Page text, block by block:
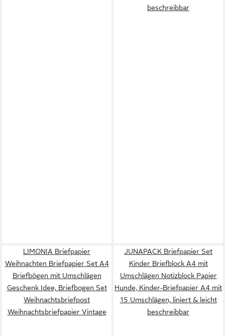
beschreibbar
LIMONIA Briefpapier
Weihnachten Briefpapier Set A4
Briefbögen mit Umschlägen
Geschenk Idee, Briefbogen Set
Weihnachtsbriefpost
Weihnachtsbriefpapier Vintage
JUNAPACK Briefpapier Set
Kinder Briefblock A4 mit
Umschlägen Notizblock Papier
Hunde, Kinder-Briefpapier A4 mit
15 Umschlägen, liniert & leicht
beschreibbar